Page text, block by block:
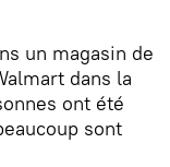
un magasin de
dans la
ont été
sont